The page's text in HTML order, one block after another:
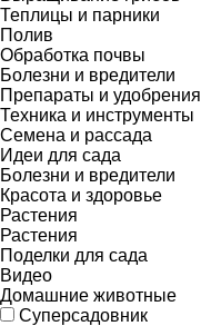
Теплицы и парники
Полив
Обработка почвы
Болезни и вредители
Препараты и удобрения
Техника и инструменты
Семена и рассада
Идеи для сада
Болезни и вредители
Красота и здоровье
Растения
Растения
Поделки для сада
Видео
Домашние животные
Суперсадовник